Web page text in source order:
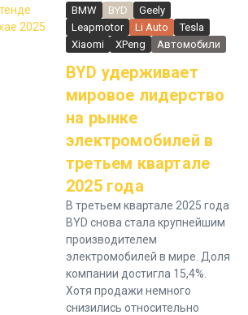
BMW BYD
Geely
Leapmotor
Li Auto
Tesla
Xiaomi
XPeng Автомобили
BYD удерживает
мировое лидерство
на рынке
электромобилей в
третьем квартале
2025 года
В третьем квартале 2025 года
BYD снова стала крупнейшим
производителем
электромобилей в мире. Доля
компании достигла 15,4%.
Хотя продажи немного
снизились относительно